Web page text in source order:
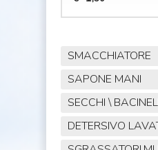
SMACCHIATORE
SAPONE MANI
SECCHI \
DETERSIVO